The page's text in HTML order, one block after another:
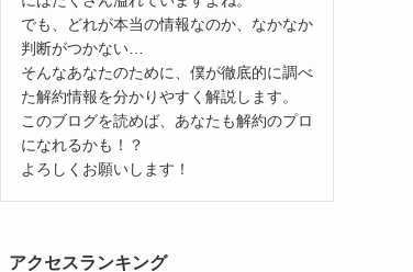
でも、どれが本当の情報なのか、なかなか
判断がつかない…
そんなあなたのために、僕が徹底的に調べ
た解約情報を分かりやすく解説します。
このブログを読めば、あなたも解約のプロ
になれるかも！？
よろしくお願いします！
アクセスランキング